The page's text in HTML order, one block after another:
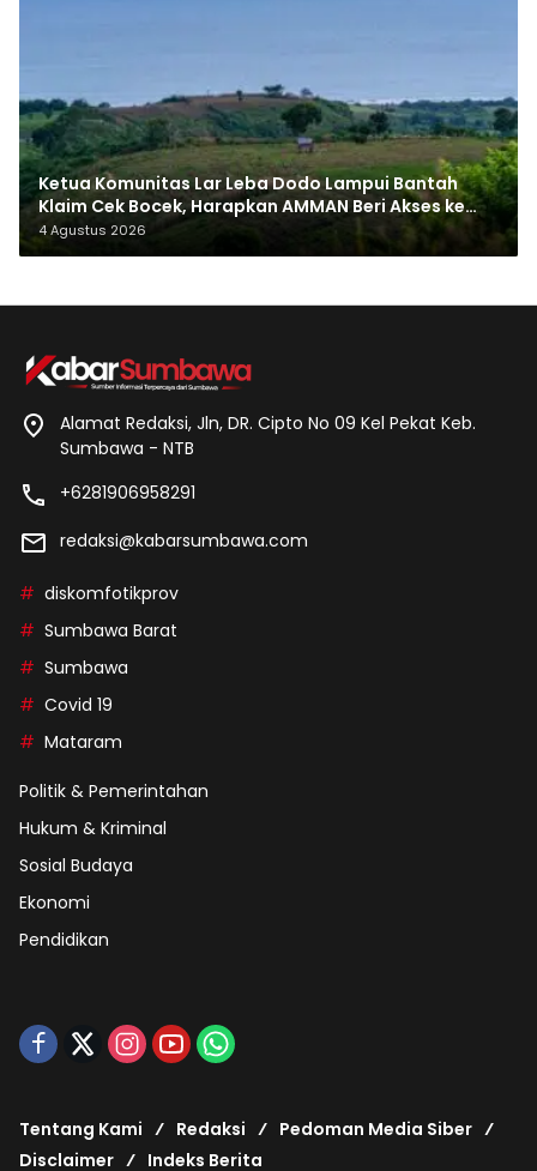
Ketua Komunitas Lar Leba Dodo Lampui Bantah
Klaim Cek Bocek, Harapkan AMMAN Beri Akses ke
Makam Leluhur
4 Agustus 2026
Alamat Redaksi, Jln, DR. Cipto No 09 Kel Pekat Keb.
Sumbawa - NTB
+6281906958291
redaksi@kabarsumbawa.com
diskomfotikprov
Sumbawa Barat
Sumbawa
Covid 19
Mataram
Politik & Pemerintahan
Hukum & Kriminal
Sosial Budaya
Ekonomi
Pendidikan
Tentang Kami Redaksi
Pedoman Media Siber
Disclaimer
Indeks Berita